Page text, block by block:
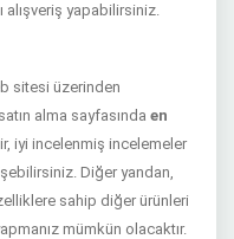
alışveriş yapabilirsiniz.
sitesi üzerinden
alma sayfasında en
iyi incelenmiş incelemeler
Diğer yandan,
sahip diğer ürünleri
mümkün olacaktır.